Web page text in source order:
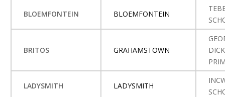
BLOEMFONTEIN BLOEMFONTEIN
BRITOS GRAHAMSTOWN
LADYSMITH LADYSMITH